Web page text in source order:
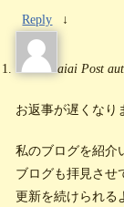
Reply ↓
aiaiPost
お返事が遅くなり
私のブログを紹介
ブログも拝見させ
更新を続けられる